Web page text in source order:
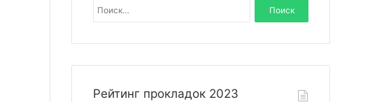
а
и
Рейтинг прокладок 2023